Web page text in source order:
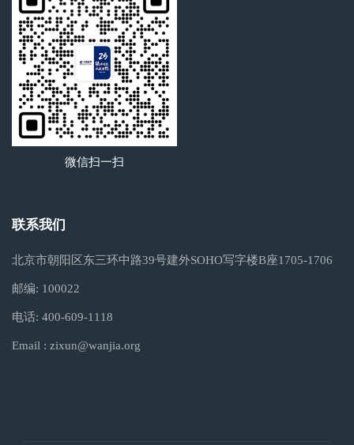
微信扫一扫
联系我们
北京市朝阳区东三环中路39号建外SOHO写字楼B座1705-1706
邮编: 100022
电话: 400-609-1118
Email : zixun@wanjia.org